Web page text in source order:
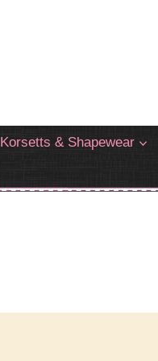
Korsetts & Shapewear